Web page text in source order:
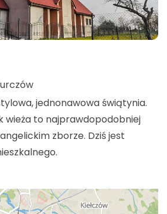
jednonawowa świątynia.
wieża to najprawdopodobniej
zborze. Dziś jest